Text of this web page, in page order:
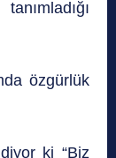
özgürlük
ki “Biz